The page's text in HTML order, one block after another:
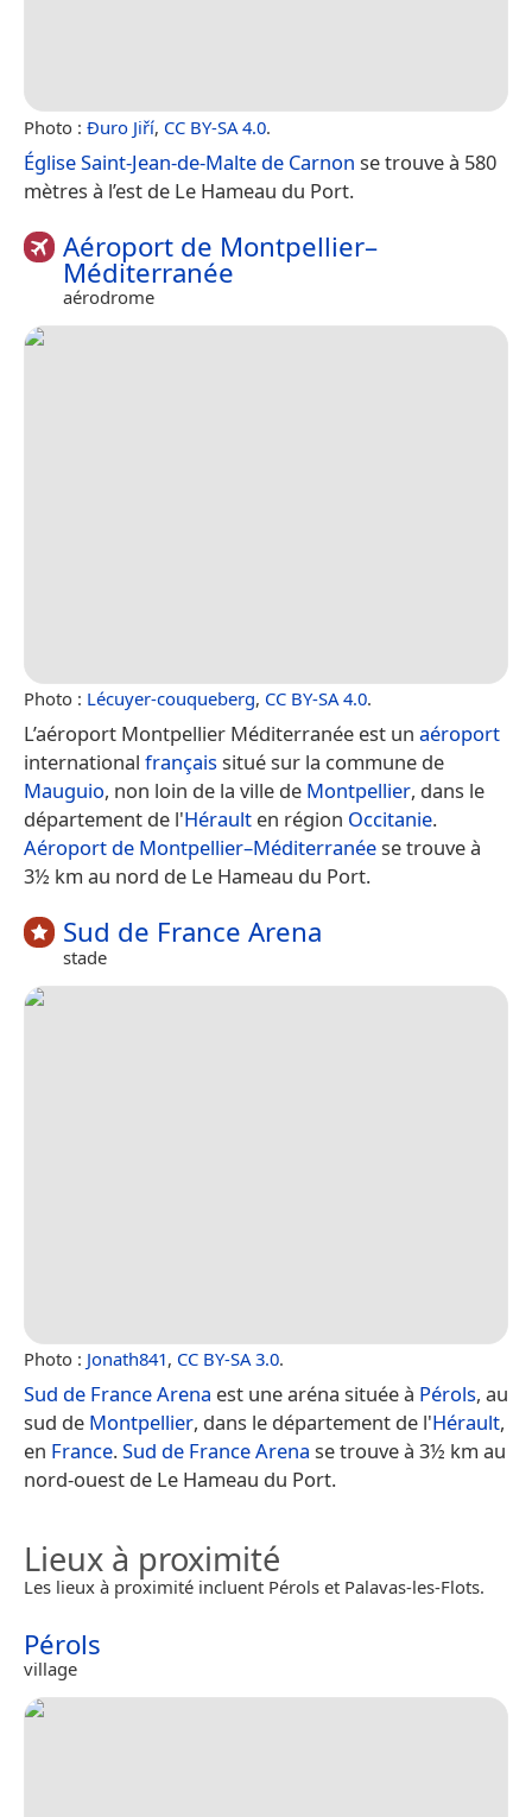
Photo : Đuro Jiří, CC BY-SA 4.0.
Église Saint-Jean-de-Malte de Carnon se trouve à 580
mètres à l’est de Le Hameau du Port.
Aéroport de Montpellier–
Méditerranée
aérodrome
Photo : Lécuyer-couqueberg, CC BY-SA 4.0.
L’aéroport Montpellier Méditerranée est un aéroport
international françaissitué sur la commune de
Mauguio, non loin de la ville de Montpellier, dans le
département de l'Hérault en région Occitanie.
Aéroport de Montpellier–Méditerranéese trouve à
3½ km au nord de Le Hameau du Port.
Sud de France Arena
stade
Photo : Jonath841, CC BY-SA 3.0.
Sud de France Arena est une aréna située à Pérols, au
sud de Montpellier, dans le département de l'Hérault,
en France.Sud de France Arena se trouve à 3½ km au
nord-ouest de Le Hameau du Port.
Lieux à proximité
Les lieux à proximité incluent Pérols et Palavas-les-Flots.
Pérols
village